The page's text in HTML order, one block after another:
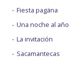
Fiesta pagäna
Una noche al año
La invitación
Sacamantecas